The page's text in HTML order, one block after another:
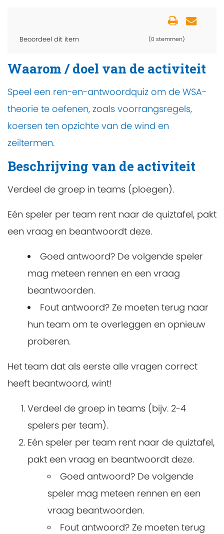
Beoordeel dit item (0 stemmen)
Waarom / doel van de activiteit
Speel een ren-en-antwoordquiz om de WSA-
theorie te oefenen, zoals voorrangsregels,
koersen ten opzichte van de wind en
zeiltermen.
Beschrijving van de activiteit
Verdeel de groep in teams (ploegen).
Eén speler per team rent naar de quiztafel, pakt
een vraag en beantwoordt deze.
Goed antwoord? De volgende speler
mag meteen rennen en een vraag
beantwoorden.
Fout antwoord? Ze moeten terug naar
hun team om te overleggen en opnieuw
proberen.
Het team dat als eerste alle vragen correct
heeft beantwoord, wint!
Verdeel de groep in teams (bijv. 2-4
spelers per team).
Eén speler per team rent naar de quiztafel,
pakt een vraag en beantwoordt deze.
Goed antwoord? De volgende
speler mag meteen rennen en een
vraag beantwoorden.
Fout antwoord? Ze moeten terug